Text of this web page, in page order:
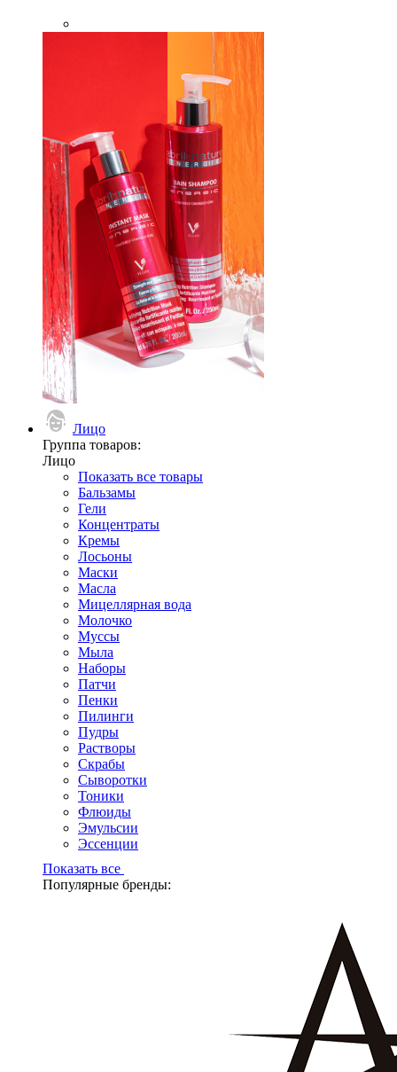
Лицо
Группа товаров:
Лицо
Показать все товары
Бальзамы
Гели
Концентраты
Кремы
Лосьоны
Маски
Масла
Мицеллярная вода
Молочко
Муссы
Мыла
Наборы
Патчи
Пенки
Пилинги
Пудры
Растворы
Скрабы
Сыворотки
Тоники
Флюиды
Эмульсии
Эссенции
Показать все
Популярные бренды: